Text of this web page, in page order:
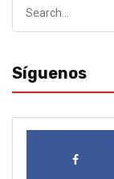
Síguenos